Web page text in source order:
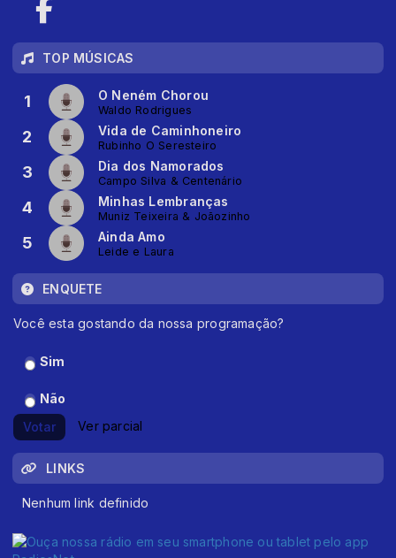
TOP MÚSICAS
1 O Neném Chorou
Waldo Rodrigues
2 Vida de Caminhoneiro
Rubinho O Seresteiro
3 Dia dos Namorados
Campo Silva & Centenário
4 Minhas Lembranças
Muniz Teixeira & Joãozinho
5 Ainda Amo
Leide e Laura
ENQUETE
Você esta gostando da nossa programação?
Sim
Não
Votar
Ver parcial
LINKS
Nenhum link definido